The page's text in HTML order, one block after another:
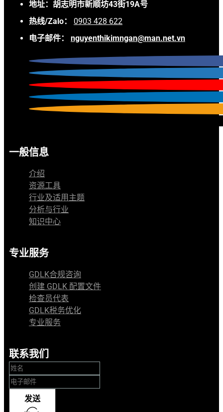
地址：胡志明市新顺坊43街19A号
热线/Zalo： 0903 428 622
电子邮件： nguyenthikimngan@man.net.vn
一般信息
介绍
资源工具
行业及适用主题
分析与行业
知识中心
专业服务
GDLK合规咨询
创建 GDLK 配置文件
检查员代表
GDLK税务优化
专业服务
联系我们
发送